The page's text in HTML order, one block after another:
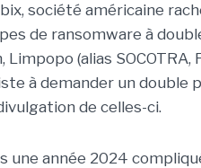
société américaine
de ransomware à
Limpopo (alias SOCOTRA,
à demander un
de celles-ci.
année 2024